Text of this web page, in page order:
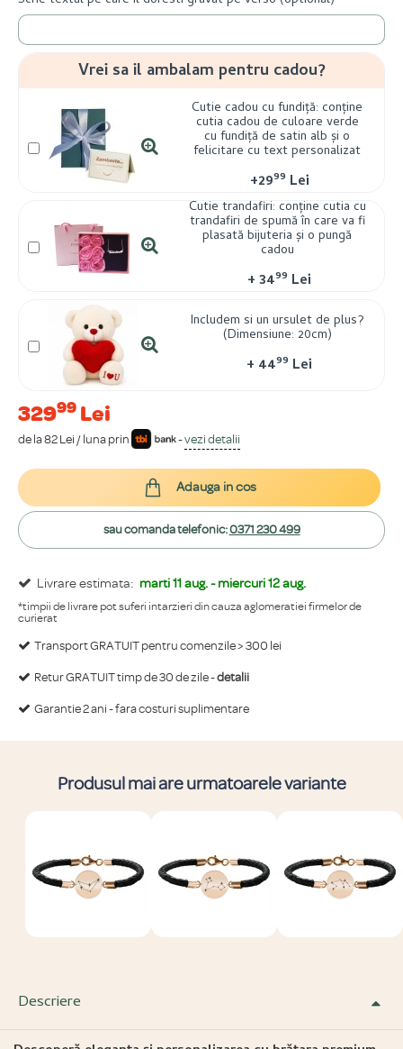
Livrare estimata: marti 11 aug. - miercuri 12 aug.
*timpii de livrare pot suferi intarzieri din cauza aglomeratiei firmelor de
curierat
Transport GRATUIT pentru comenzile > 300 lei
Retur GRATUIT timp de 30 de zile -detalii
Garantie 2 ani - fara costuri suplimentare
32999 Lei
de la 82 Lei / luna prin -vezi detalii
Vrei sa il ambalam pentru cadou?
Cutie cadou cu fundiță: conține
cutia cadou de culoare verde
cu fundiță de satin alb și o
felicitare cu text personalizat
+2999 Lei
Cutie trandafiri: conține cutia cu
trandafiri de spumă în care va fi
plasată bijuteria și o pungă
cadou
+3499 Lei
Includem si un ursulet de plus?
(Dimensiune: 20cm)
+ 4499 Lei
Adauga in cos
sau comanda telefonic:0371 230 499
Produsul mai are urmatoarele variante
Descriere